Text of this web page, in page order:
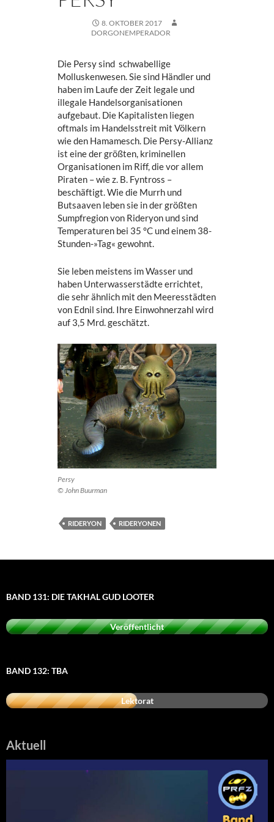
8. OKTOBER 2017
DORGONEMPERADOR
Die Persy sind schwabellige
Molluskenwesen. Sie sind Händler und
haben im Laufe der Zeit legale und
illegale Handelsorganisationen
aufgebaut. Die Kapitalisten liegen
oftmals im Handelsstreit mit Völkern
wie den Hamamesch. Die Persy-Allianz
ist eine der größten, kriminellen
Organisationen im Riff, die vor allem
Piraten – wie z. B. Fyntross –
beschäftigt. Wie die Murrh und
Butsaaven leben sie in der größten
Sumpfregion von Rideryon und sind
Temperaturen bei 35 °C und einem 38-
Stunden-»Tag« gewohnt.
Sie leben meistens im Wasser und
haben Unterwasserstädte errichtet,
die sehr ähnlich mit den Meeresstädten
von Ednil sind. Ihre Einwohnerzahl wird
auf 3,5 Mrd. geschätzt.
Persy
© John Buurman
RIDERYON RIDERYONEN
BAND 131: DIE TAKHAL GUD LOOTER
Veröffentlicht
BAND 132: TBA
Lektorat
Aktuell